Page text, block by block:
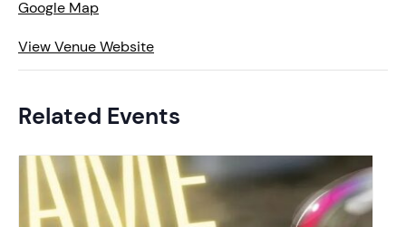
Google Map
View Venue Website
Related Events